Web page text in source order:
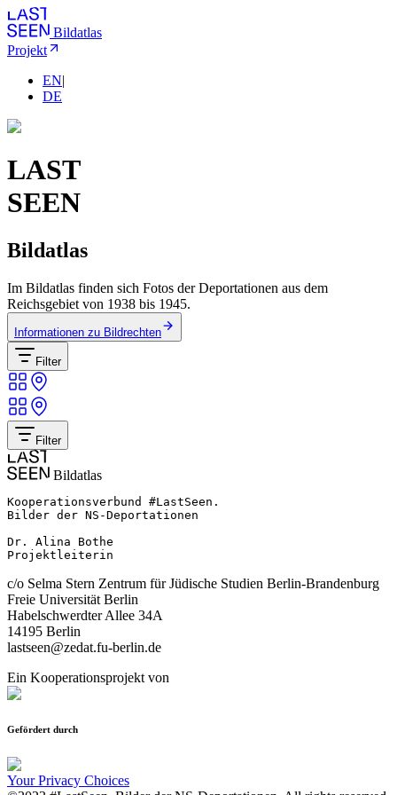
Bildatlas
Projekt
EN|
DE
LAST
SEEN
Bildatlas
Im Bildatlas finden sich Fotos der Deportationen aus dem
Reichsgebiet von 1938 bis 1945.
Informationen zu Bildrechten
Filter
Filter
Bildatlas
Kooperationsverbund #LastSeen.
Bilder der NS-Deportationen
Dr. Alina Bothe
Projektleiterin
c/o Selma Stern Zentrum für Jüdische Studien Berlin-Brandenburg
Freie Universität Berlin
Habelschwerdter Allee 34A
14195 Berlin
lastseen@zedat.fu-berlin.de
Ein Kooperationsprojekt von
Gefördert durch
Your Privacy Choices